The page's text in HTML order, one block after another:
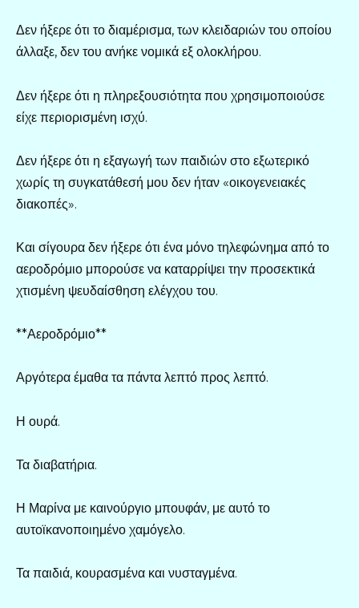
Δεν ήξερε ότι το διαμέρισμα, των κλειδαριών του οποίου
άλλαξε, δεν του ανήκε νομικά εξ ολοκλήρου.
Δεν ήξερε ότι η πληρεξουσιότητα που χρησιμοποιούσε
είχε περιορισμένη ισχύ.
Δεν ήξερε ότι η εξαγωγή των παιδιών στο εξωτερικό
χωρίς τη συγκατάθεσή μου δεν ήταν «οικογενειακές
διακοπές».
Και σίγουρα δεν ήξερε ότι ένα μόνο τηλεφώνημα από το
αεροδρόμιο μπορούσε να καταρρίψει την προσεκτικά
χτισμένη ψευδαίσθηση ελέγχου του.
**Αεροδρόμιο**
Αργότερα έμαθα τα πάντα λεπτό προς λεπτό.
Η ουρά.
Τα διαβατήρια.
Η Μαρίνα με καινούργιο μπουφάν, με αυτό το
αυτοϊκανοποιημένο χαμόγελο.
Τα παιδιά, κουρασμένα και νυσταγμένα.